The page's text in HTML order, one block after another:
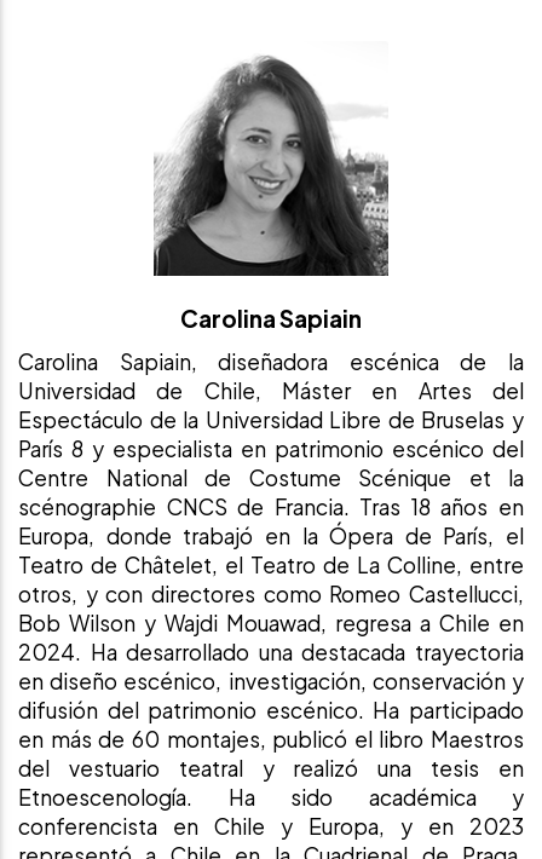
Carolina Sapiain
Carolina Sapiain, diseñadora escénica de la
Universidad de Chile, Máster en Artes del
Espectáculo de la Universidad Libre de Bruselas y
París 8 y especialista en patrimonio escénico del
Centre National de Costume Scénique et la
scénographie CNCS de Francia. Tras 18 años en
Europa, donde trabajó en la Ópera de París, el
Teatro de Châtelet, el Teatro de La Colline, entre
otros, y con directores como Romeo Castellucci,
Bob Wilson y Wajdi Mouawad, regresa a Chile en
2024. Ha desarrollado una destacada trayectoria
en diseño escénico, investigación, conservación y
difusión del patrimonio escénico. Ha participado
en más de 60 montajes, publicó el libro Maestros
del vestuario teatral y realizó una tesis en
Etnoescenología. Ha sido académica y
conferencista en Chile y Europa, y en 2023